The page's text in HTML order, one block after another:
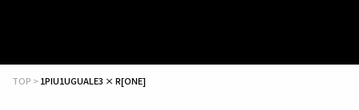
TOP 1PIU1UGUALE3 × R[ONE]